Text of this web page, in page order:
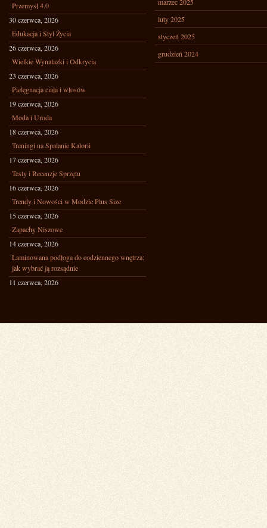
Przemysł 4.0
30 czerwca, 2026
Edukacja i Styl Życia
26 czerwca, 2026
Wielkie Wynalazki i Odkrycia
23 czerwca, 2026
Pielęgnacja ciała i włosów
19 czerwca, 2026
Moda i Uroda
18 czerwca, 2026
Treningi na Spalanie Kalorii
17 czerwca, 2026
Testy i Recenzje Sprzętu
16 czerwca, 2026
Trendy i Nowości w Modzie Plus Size
15 czerwca, 2026
Zapachy Niszowe
14 czerwca, 2026
Laminowana podłoga do codziennego wnętrza:
jak wybrać ją rozsądnie
11 czerwca, 2026
luty 2025
styczeń 2025
grudzień 2024